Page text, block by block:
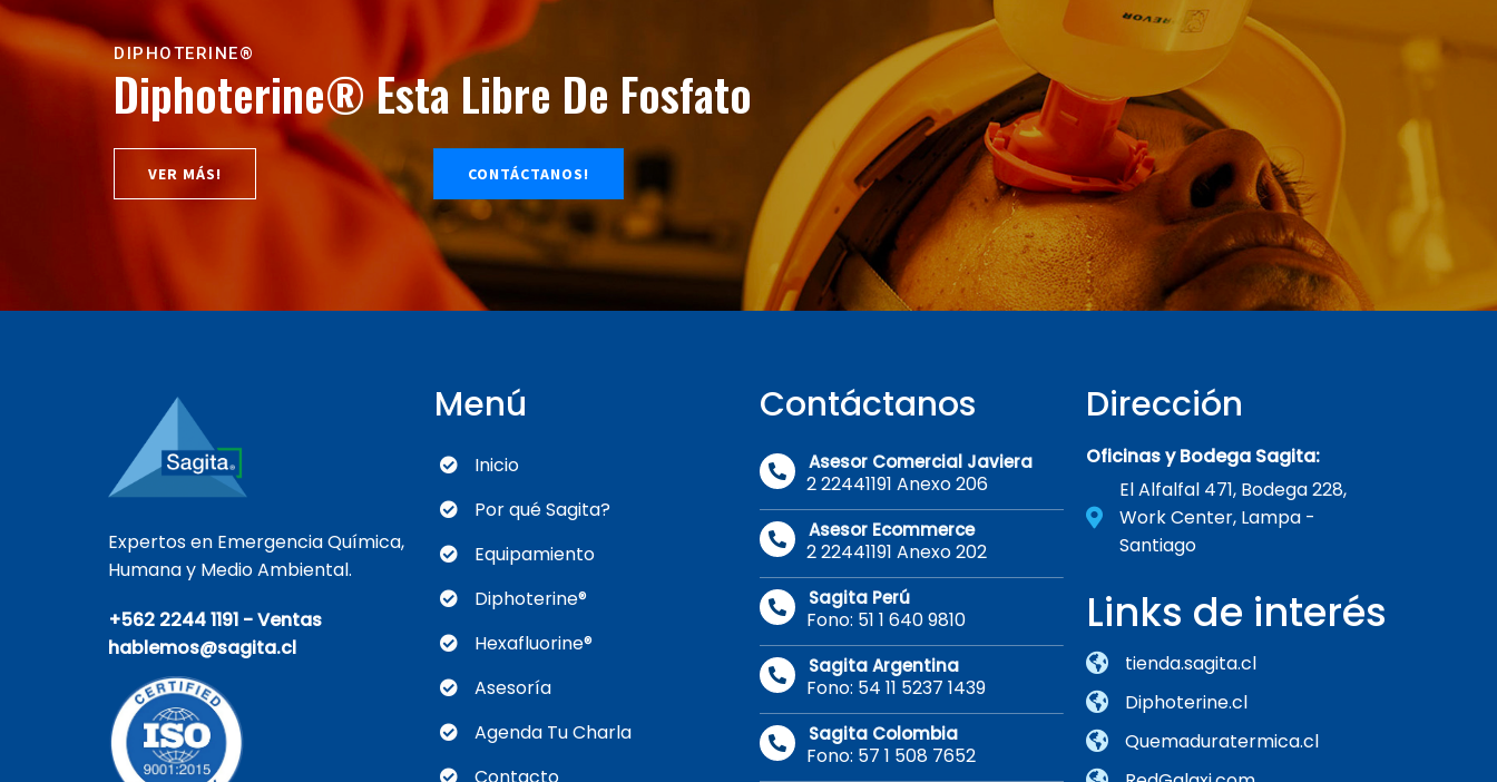
DIPHOTERINE®
Diphoterine®Esta Libre De Fosfato
VER MÁS! CONTÁCTANOS!
Expertos en Emergencia Química,
Humana y Medio Ambiental.
+562 2244 1191 - Ventas
hablemos@sagita.cl
Menú
Inicio
Por qué Sagita?
Equipamiento
Diphoterine®
Hexafluorine®
Asesoría
Agenda Tu Charla
Contacto
Contáctanos
Asesor Comercial Javiera
2 22441191 Anexo 206
Asesor Ecommerce
2 22441191 Anexo 202
Sagita Perú
Fono: 51 1 640 9810
Sagita Argentina
Fono: 54 11 5237 1439
Sagita Colombia
Fono: 57 1 508 7652
Dirección
Oficinas y Bodega Sagita:
El Alfalfal 471, Bodega 228,
Work Center, Lampa -
Santiago
Links de interés
tienda.sagita.cl
Diphoterine.cl
Quemaduratermica.cl